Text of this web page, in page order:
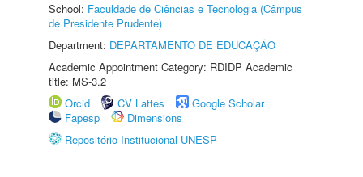
School: Faculdade de Ciências e Tecnologia (Câmpus
de Presidente Prudente)
Department: DEPARTAMENTO DE EDUCAÇÃO
Academic Appointment Category: RDIDP Academic
title: MS-3.2
Orcid
CV Lattes
Google Scholar
Fapesp
Dimensions
Repositório Institucional UNESP